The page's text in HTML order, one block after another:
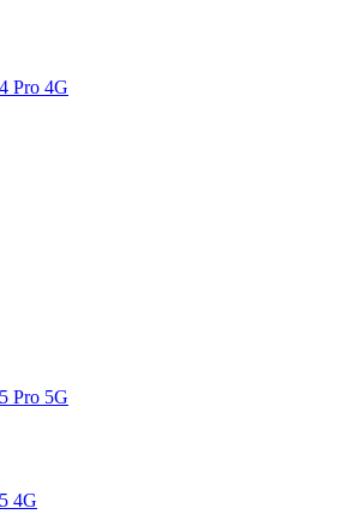
Pro 4G
Pro 5G
4G